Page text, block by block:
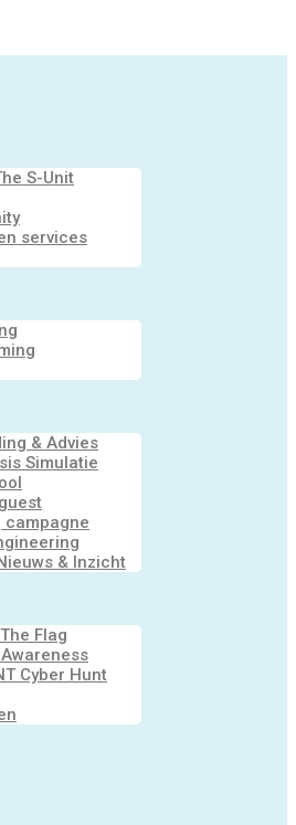
S-Unit
services
& Advies
Simulatie
campagne
& Inzicht
Flag
Cyber Hunt